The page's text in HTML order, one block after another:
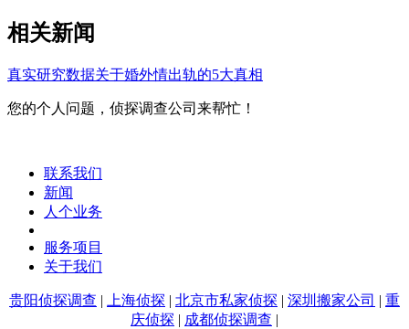
相关新闻
真实研究数据关于婚外情出轨的5大真相
您的个人问题，侦探调查公司来帮忙！
联系我们
新闻
人个业务
服务项目
关于我们
贵阳侦探调查 | 上海侦探 | 北京市私家侦探 | 深圳搬家公司 | 重
庆侦探 | 成都侦探调查 |